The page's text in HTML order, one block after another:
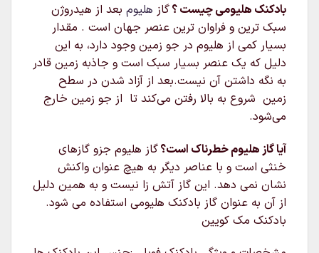
بادکنک هلیومی چیست ؟گاز هلیوم بعد از هیدروژن
سبک‌ ترین و فراوان‌ ترین عنصر جهان است . مقدار
بسیار کمی از هلیوم در جو زمین وجود دارد، به این
دلیل که یک عنصر بسیار سبک است و جاذبه زمین قادر
به نگه داشتن آن نیست.بعد از آزاد شدن در سطح
زمین شروع به بالا رفتن می‌کند تا از جو زمین خارج
می‌شود.
آیا گاز هلیوم خطرناک است؟گاز هلیوم جزو گازهای
خنثی است و با عناصر دیگر به هیچ عنوان واکنش
نشان نمی دهد. این گاز آتش زا نیست و به همین دلیل
از آن به عنوان گاز بادکنک هلیومی استفاده می شود.
بادکنک مک کویین